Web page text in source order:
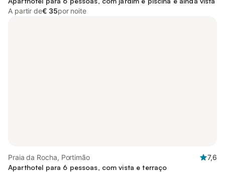
A partir de€ 35por noite
Praia da Rocha, Portimão
7,6
Aparthotel para 6 pessoas, com vista e terraço